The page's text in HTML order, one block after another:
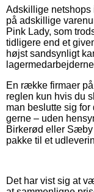
Adskillige netshops
på adskillige
Pink Lady, som
tidligere end et
højst sandsynligt
En række firmaer
reglen kun hvis du
man beslutte sig
gerne – uden
Birkerød eller Sæby
pakke til et
Det har vist sig at